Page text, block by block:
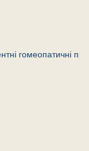
гомеопатичні